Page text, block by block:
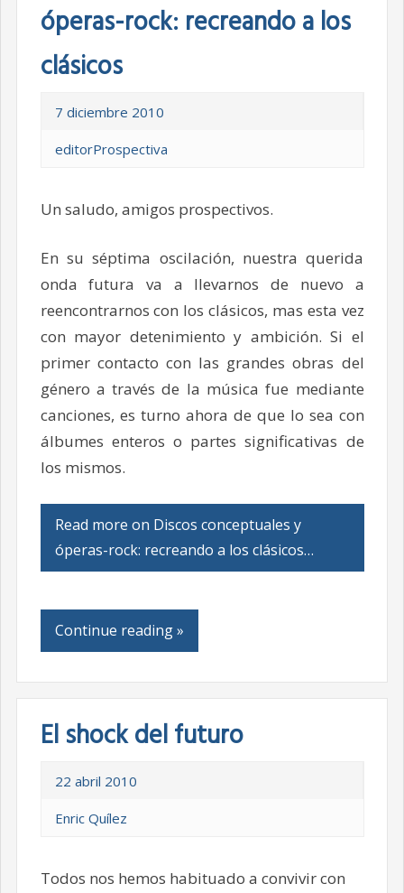
óperas-rock: recreando a los
clásicos
7 diciembre 2010
editorProspectiva
Un saludo, amigos prospectivos.
En su séptima oscilación, nuestra querida
onda futura va a llevarnos de nuevo a
reencontrarnos con los clásicos, mas esta vez
con mayor detenimiento y ambición. Si el
primer contacto con las grandes obras del
género a través de la música fue mediante
canciones, es turno ahora de que lo sea con
álbumes enteros o partes significativas de
los mismos.
Read more on Discos conceptuales y
óperas-rock: recreando a los clásicos…
Continue reading »
El shock del futuro
22 abril 2010
Enric Quílez
Todos nos hemos habituado a convivir con